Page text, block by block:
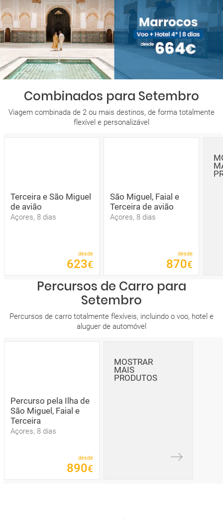
Combinados para Setembro
Viagem combinada de 2 ou mais destinos, de forma totalmente
flexível e personalizável
Terceira e São Miguel
de avião
Açores, 8 dias
desde
623€
São Miguel, Faial e
Terceira de avião
Açores, 8 dias
desde
870€
Percursos de Carro para
Setembro
Percursos de carro totalmente flexíveis, incluindo o voo, hotel e
aluguer de automóvel
Percurso pela Ilha de
São Miguel, Faial e
Terceira
Açores, 8 dias
desde
890€
MOSTRAR
MAIS
PRODUTOS